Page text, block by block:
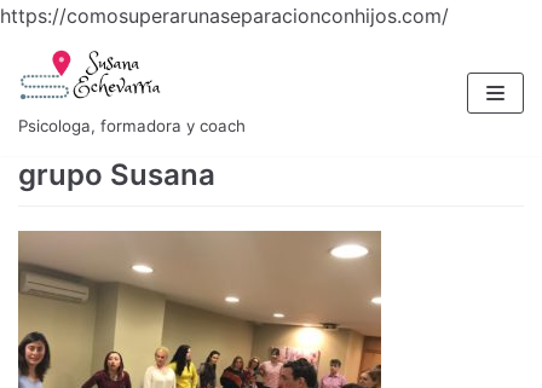
https://comosuperarunaseparacionconhijos.com/
Saltar
contenido
Psicologa, formadora y coach
grupo Susana